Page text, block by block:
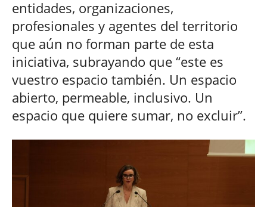
entidades, organizaciones,
profesionales y agentes del territorio
que aún no forman parte de esta
iniciativa, subrayando que “este es
vuestro espacio también. Un espacio
abierto, permeable, inclusivo. Un
espacio que quiere sumar, no excluir”.